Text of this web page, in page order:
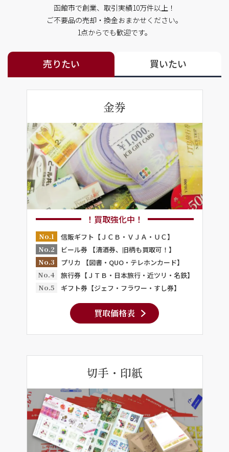
函館市で創業、取引実績10万件以上！
ご不要品の売却・換金おまかせください。
1点からでも歓迎です。
売りたい 買いたい
金券
！買取強化中！
No.1
信販ギフト【ＪＣＢ・ＶＪＡ・ＵＣ】
No.2
ビール券 【清酒券、旧柄も買取可！】
No.3
プリカ 【図書・QUO・テレホンカード】
No.4
旅行券【ＪＴＢ・日本旅行・近ツリ・名鉄】
No.5
ギフト券【ジェフ・フラワー・すし券】
買取価格表
切手・印紙